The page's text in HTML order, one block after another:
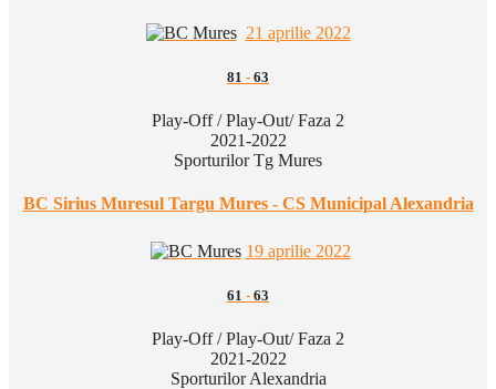
21 aprilie 2022
81 - 63
Play-Off / Play-Out/ Faza 2
2021-2022
Sporturilor Tg Mures
BC Sirius Muresul Targu Mures - CS Municipal Alexandria
19 aprilie 2022
61 - 63
Play-Off / Play-Out/ Faza 2
2021-2022
Sporturilor Alexandria